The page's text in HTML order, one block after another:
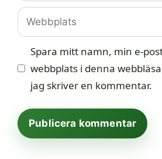
Webbplats
Spara mitt namn, min e-
webbplats i denna
jag skriver en kommentar.